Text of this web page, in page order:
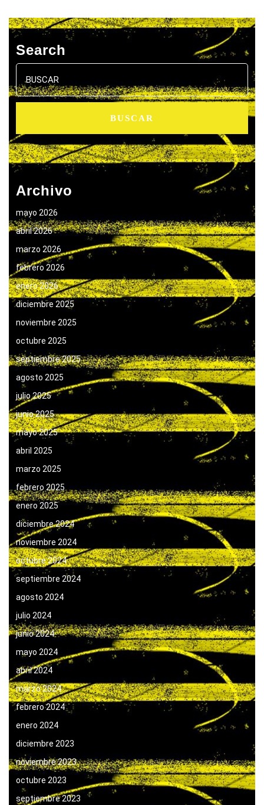
Search
Buscar:
Archivo
mayo 2026
abril 2026
marzo 2026
febrero 2026
enero 2026
diciembre 2025
noviembre 2025
octubre 2025
septiembre 2025
agosto 2025
julio 2025
junio 2025
mayo 2025
abril 2025
marzo 2025
febrero 2025
enero 2025
diciembre 2024
noviembre 2024
octubre 2024
septiembre 2024
agosto 2024
julio 2024
junio 2024
mayo 2024
abril 2024
marzo 2024
febrero 2024
enero 2024
diciembre 2023
noviembre 2023
octubre 2023
septiembre 2023